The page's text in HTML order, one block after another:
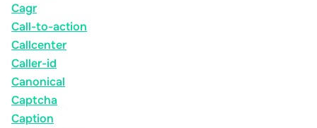
Cagr
Call-to-action
Callcenter
Caller-id
Canonical
Captcha
Caption